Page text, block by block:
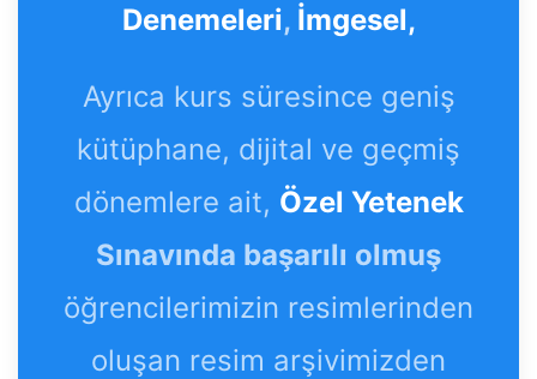
Denemeleri, İmgesel,
Ayrıca kurs süresince geniş
kütüphane, dijital ve geçmiş
dönemlere ait, Özel Yetenek
Sınavında başarılı olmuş
öğrencilerimizin resimlerinden
oluşan resim arşivimizden